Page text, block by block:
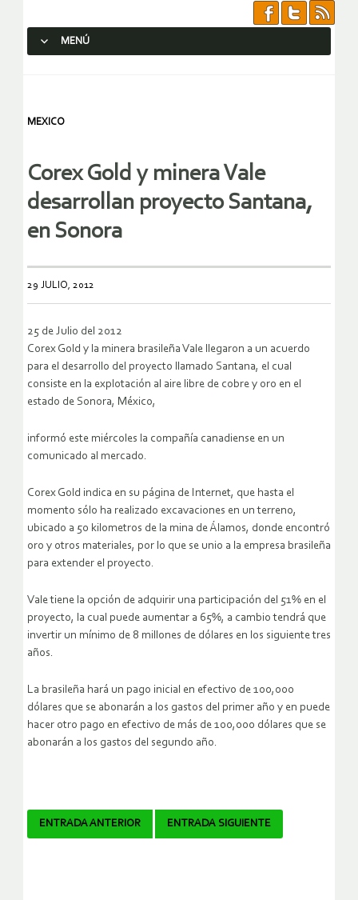
MENÚ
MEXICO
Corex Gold y minera Vale
desarrollan proyecto Santana,
en Sonora
29 JULIO, 2012
25 de Julio del 2012
Corex Gold y la minera brasileña Vale llegaron a un acuerdo
para el desarrollo del proyecto llamado Santana, el cual
consiste en la explotación al aire libre de cobre y oro en el
estado de Sonora, México,
informó este miércoles la compañía canadiense en un
comunicado al mercado.
Corex Gold indica en su página de Internet, que hasta el
momento sólo ha realizado excavaciones en un terreno,
ubicado a 50 kilometros de la mina de Álamos, donde encontró
oro y otros materiales, por lo que se unio a la empresa brasileña
para extender el proyecto.
Vale tiene la opción de adquirir una participación del 51% en el
proyecto, la cual puede aumentar a 65%, a cambio tendrá que
invertir un mínimo de 8 millones de dólares en los siguiente tres
años.
La brasileña hará un pago inicial en efectivo de 100,000
dólares que se abonarán a los gastos del primer año y en puede
hacer otro pago en efectivo de más de 100,000 dólares que se
abonarán a los gastos del segundo año.
Navegador
ENTRADA ANTERIOR ENTRADA SIGUIENTE